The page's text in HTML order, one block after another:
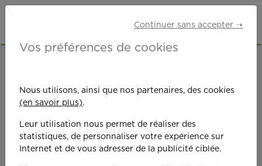
Continuer sans accepter ➝
Vos préférences de cookies
Nous utilisons, ainsi que nos partenaires, des cookies
(en savoir plus).
Leur utilisation nous permet de réaliser des
statistiques, de personnaliser votre expérience sur
Internet et de vous adresser de la publicité ciblée.